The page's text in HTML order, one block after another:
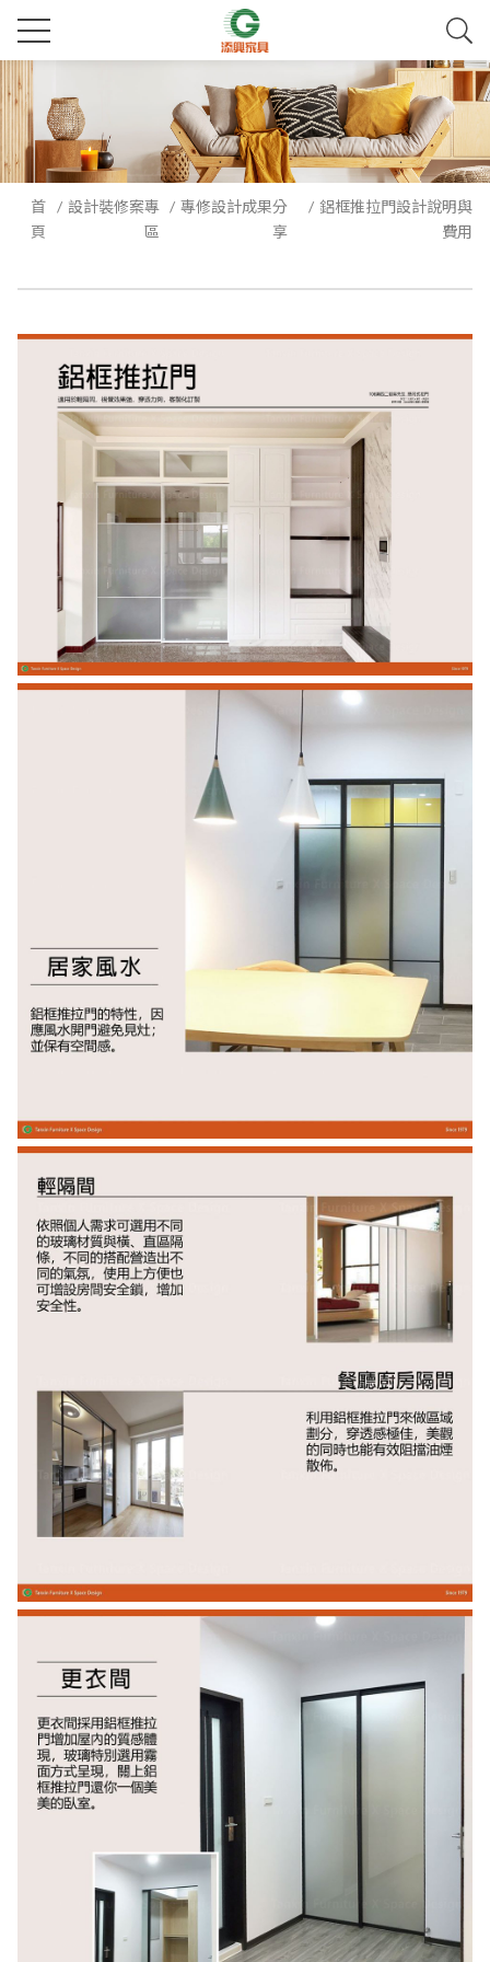
首
頁
設計裝修案專
區
專修設計成果分
享
鋁框推拉門設計說明與
費用